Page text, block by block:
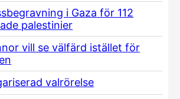
i Gaza för 112
palestinier
vill se välfärd istället för
valrörelse